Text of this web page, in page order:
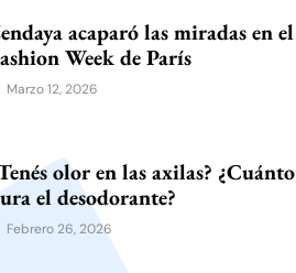
acaparó las miradas en el
Week de París
Marzo 12, 2026
olor en las axilas? ¿Cuánto
el desodorante?
Febrero 26, 2026